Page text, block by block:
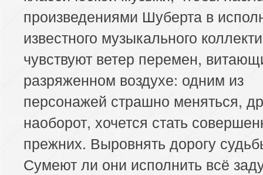
произведениями Шуберта в
известного музыкального
чувствуют ветер перемен,
разряженном воздухе: одним из
персонажей страшно меняться,
наоборот, хочется стать
прежних. Выровнять дорогу
Сумеют ли они исполнить всё